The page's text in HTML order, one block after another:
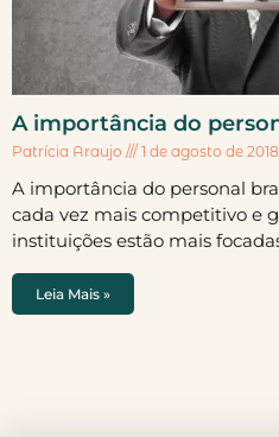
A importância do
Patrícia Araujo 1 de agosto de 2018
A importância do personal
cada vez mais competitivo e
instituições estão mais
Leia Mais »